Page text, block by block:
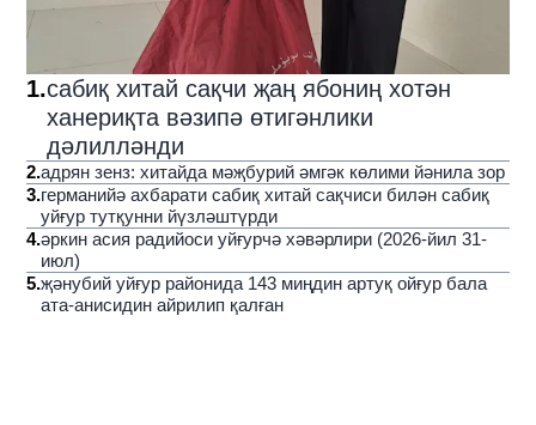
1.сабиқ хитай сақчи җаң ябониң хотән
ханериқта вәзипә өтигәнлики
дәлилләнди
2.адрян зенз: хитайда мәҗбурий әмгәк көлими йәнила зор
3.германийә ахбарати сабиқ хитай сақчиси билән сабиқ
уйғур тутқунни йүзләштүрди
4.әркин асия радийоси уйғурчә хәвәрлири (2026-йил 31-
июл)
5.җәнубий уйғур районида 143 миңдин артуқ ойғур бала
ата-анисидин айрилип қалған